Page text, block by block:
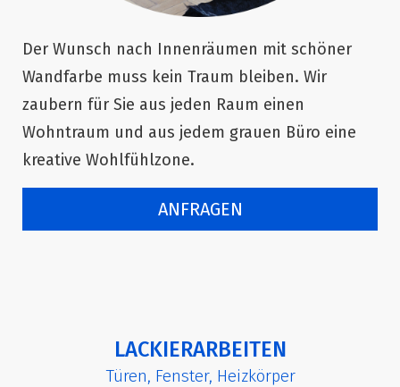
Der Wunsch nach Innenräumen mit schöner
Wandfarbe muss kein Traum bleiben. Wir
zaubern für Sie aus jeden Raum einen
Wohntraum und aus jedem grauen Büro eine
kreative Wohlfühlzone.
ANFRAGEN
LACKIERARBEITEN
Türen, Fenster, Heizkörper